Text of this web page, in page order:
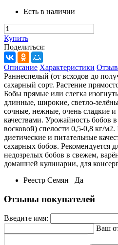
Есть в наличии
Купить
Поделиться:
Описание Характеристики
Раннеспелый (от всходов до
сахарный сорт. Растение
Бобы прямые или слегка
длинные, широкие, светло-
сочные, нежные, очень сладкие
качествами. Урожайность бобов
восковой) спелости 0,5-0,8 кг/
диетические и питательные
сахарных бобов. Рекомендуется
недозрелых бобов в свежем,
домашней кулинарии, для
Реестр Семян
Да
Отзывы покупателей
Введите имя:
Ваш